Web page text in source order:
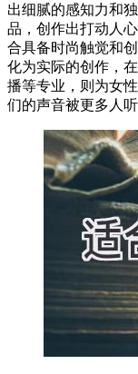
出细腻的感知力和
品，创作出打动人
合具备时尚触觉和
化为实际的创作，
播等专业，则为女
们的声音被更多人听